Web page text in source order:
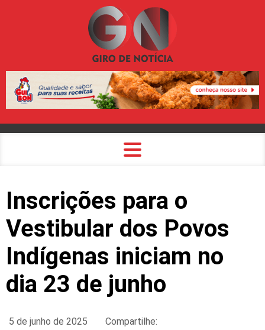
Inscrições para o
Vestibular dos Povos
Indígenas iniciam no
dia 23 de junho
5 de junho de 2025 Compartilhe: